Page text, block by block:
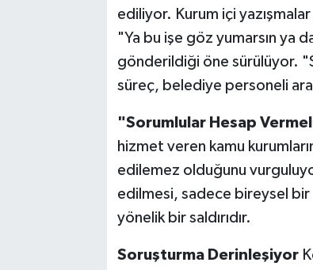
ediliyor. Kurum içi
"Ya bu işe göz yumarsın ya
gönderildiği öne sürülüyor.
süreç, belediye personeli
"Sorumlular Hesap
hizmet veren kamu
edilemez olduğunu
edilmesi, sadece bireysel
yönelik bir saldırıdır.
Soruşturma Derinleşiyor